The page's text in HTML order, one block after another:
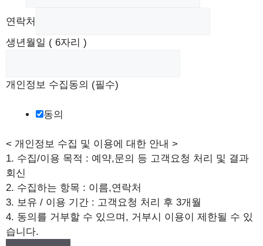
생
년
월
집
필
수
)
연락처
생년월일 ( 6자리 )
개인정보 수집동의 (필수)
동의
< 개인정보 수집 및 이용에 대한 안내 >
1. 수집/이용 목적 : 예약,문의 등 고객요청 처리 및 결과
회신
2. 수집하는 항목 : 이름,연락처
3. 보유 / 이용 기간 : 고객요청 처리 후 3개월
4. 동의를 거부할 수 있으며, 거부시 이용이 제한될 수 있
습니다.